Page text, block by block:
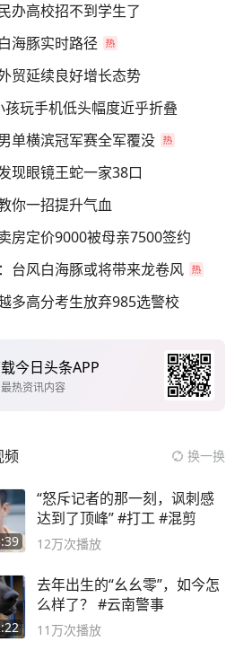
办高校招不到学生了
海豚实时路径
贸延续良好增长态势
孩玩手机低头幅度近乎折叠
单横滨冠军赛全军覆没
现眼镜王蛇一家38口
你一招提升气血
房定价9000被母亲7500签约
台风白海豚或将带来龙卷风
多高分考生放弃985选警校
今日头条APP
热资讯内容
频 换一换
“怒斥记者的那一刻，讽刺感
达到了顶峰” #打工 #混剪
12万次播放
去年出生的“幺幺零”，如今怎
么样了？ #云南警事
11万次播放